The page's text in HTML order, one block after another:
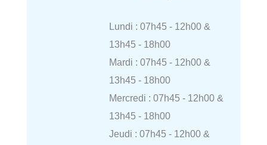
Lundi : 07h45 - 12h00 &
13h45 - 18h00
Mardi : 07h45 - 12h00 &
13h45 - 18h00
Mercredi : 07h45 - 12h00 &
13h45 - 18h00
Jeudi : 07h45 - 12h00 &